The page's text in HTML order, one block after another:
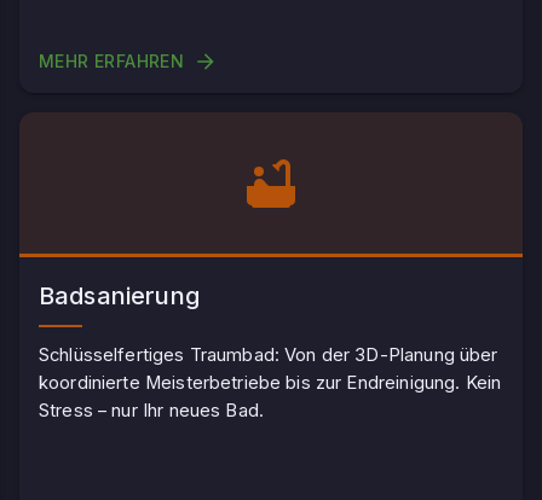
MEHR ERFAHREN
Badsanierung
Schlüsselfertiges Traumbad: Von der 3D-Planung über
koordinierte Meisterbetriebe bis zur Endreinigung. Kein
Stress – nur Ihr neues Bad.